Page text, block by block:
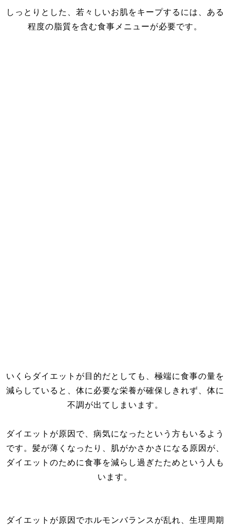
しっとりとした、若々しいお肌をキープするには、ある
程度の脂質を含む食事メニューが必要です。
いくらダイエットが目的だとしても、極端に食事の量を
減らしていると、体に必要な栄養が確保しきれず、体に
不調が出てしまいます。
ダイエットが原因で、病気になったという方もいるよう
です。髪が薄くなったり、肌がかさかさになる原因が、
ダイエットのために食事を減らし過ぎたためという人も
います。
ダイエットが原因でホルモンバランスが乱れ、生理周期